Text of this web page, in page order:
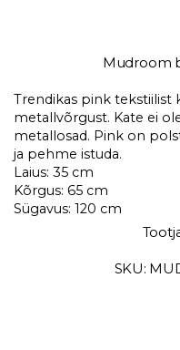
Mudroom
Trendikas pink tekstiilist
metallvõrgust. Kate ei
metallosad. Pink on
ja pehme istuda.
Laius: 35 cm
Kõrgus: 65 cm
Sügavus: 120 cm
SKU: